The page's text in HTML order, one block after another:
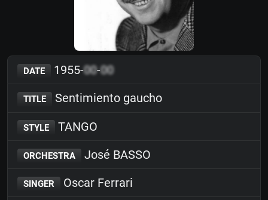
DATE 1955-00-00
TITLE Sentimiento gaucho
STYLE TANGO
ORCHESTRA José BASSO
SINGER Oscar Ferrari